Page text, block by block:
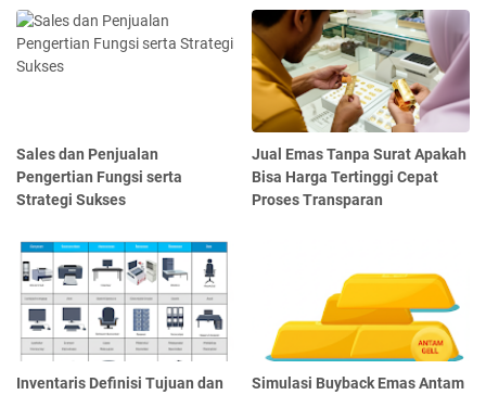
Sales dan Penjualan
Pengertian Fungsi serta
Strategi Sukses
Jual Emas Tanpa Surat Apakah
Bisa Harga Tertinggi Cepat
Proses Transparan
Inventaris Definisi Tujuan dan
Simulasi Buyback Emas Antam